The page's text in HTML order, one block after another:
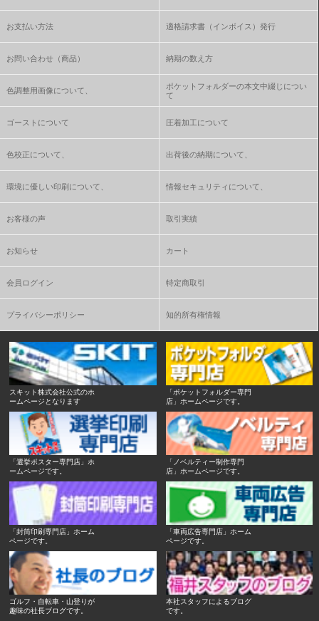
お支払い方法 適格請求書（インボイス）発行
お問い合わせ（商品） 納期の数え方
色調整用画像について、
ポケットフォルダーの本文中綴じについ
て
ゴーストについて 圧着加工について
色校正について、 出荷後の納期について、
環境に優しい印刷について、 情報セキュリティについて、
お客様の声 取引実績
お知らせ カート
会員ログイン 特定商取引
プライバシーポリシー 知的所有権情報
スキット株式会社公式のホ
ームページとなります
「ポケットフォルダー専門
店」ホームページです。
「選挙ポスター専門店」ホ
ームページです。
「ノベルティー制作専門
店」ホームページです。
「封筒印刷専門店」ホーム
ページです。
「車両広告専門店」ホーム
ページです。
ゴルフ・自転車・山登りが
趣味の社長ブログです。
本社スタッフによるブログ
です。